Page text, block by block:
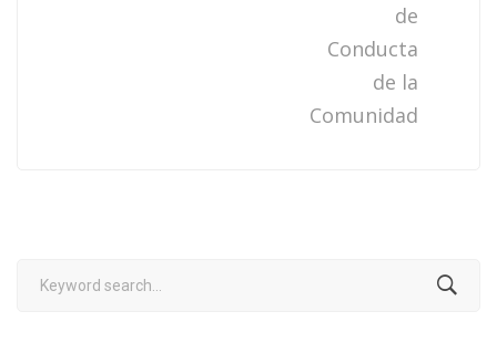
de
Conducta
de la
Comunidad
Search